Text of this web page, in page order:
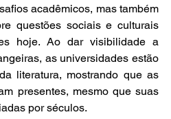
acadêmicos, mas também
questões sociais e culturais
hoje. Ao dar visibilidade a
as universidades estão
literatura, mostrando que as
presentes, mesmo que suas
por séculos.